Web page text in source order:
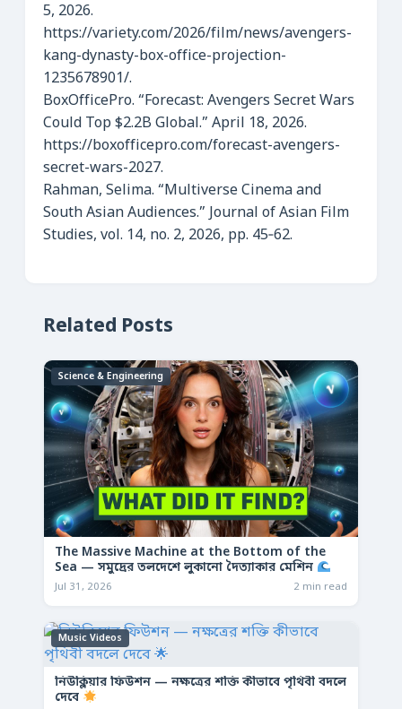
5, 2026.
https://variety.com/2026/film/news/avengers-
kang-dynasty-box-office-projection-
1235678901/.
BoxOfficePro. “Forecast: Avengers Secret Wars
Could Top $2.2B Global.” April 18, 2026.
https://boxofficepro.com/forecast-avengers-
secret-wars-2027.
Rahman, Selima. “Multiverse Cinema and
South Asian Audiences.” Journal of Asian Film
Studies, vol. 14, no. 2, 2026, pp. 45‑62.
Related Posts
Science & Engineering
The Massive Machine at the Bottom of the
Sea — সমুদ্রের তলদেশে লুকানো দৈত্যাকার মেশিন
Jul 31, 2026 2 min read
Music Videos
নিউক্লিয়ার ফিউশন — নক্ষত্রের শক্তি কীভাবে পৃথিবী বদলে
দেবে